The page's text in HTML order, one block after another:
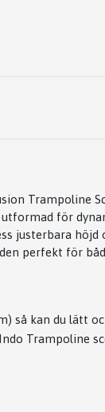
Trampoline
för
justerbara höjd
perfekt för
så kan du lätt
Trampoline